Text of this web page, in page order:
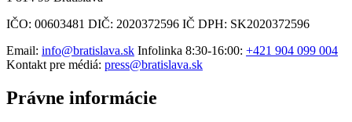
IČO: 00603481 DIČ: 2020372596 IČ DPH: SK2020372596
Email: info@bratislava.sk Infolinka 8:30-16:00: +421 904 099 004
Kontakt pre médiá: press@bratislava.sk
Právne informácie